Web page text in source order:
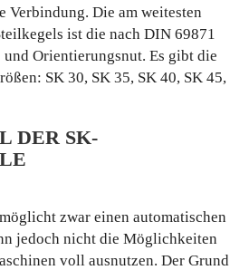
Verbindung. Die am weitesten
ist die nach DIN 69871
Orientierungsnut. Es gibt die
SK 30, SK 35, SK 40, SK 45,
DER SK-
zwar einen automatischen
jedoch nicht die Möglichkeiten
voll ausnutzen. Der Grund